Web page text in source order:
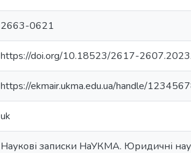
2663-0621
https://doi.org/10.18523/2617-
https://ekmair.ukma.edu.ua/handle/
uk
Наукові записки НаУКМА. Юридичні